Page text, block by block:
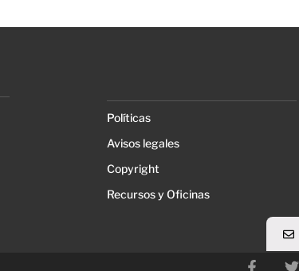
Políticas
Avisos legales
Copyright
Recursos y Oficinas